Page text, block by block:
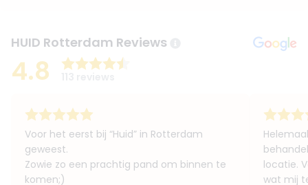
HUID Rotterdam Reviews
4.8
Voor het eerst bij “Huid” in Rotterdam
geweest.
Zowie zo een prachtig pand om binnen te
komen;)
locatie.
wat mij